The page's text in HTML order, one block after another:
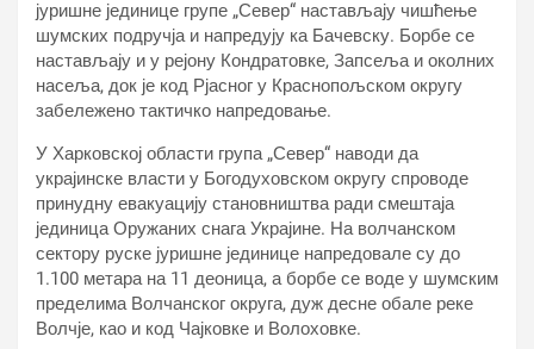
јуришне јединице групе „Север“ настављају чишћење
шумских подручја и напредују ка Бачевску. Борбе се
настављају и у рејону Кондратовке, Запсеља и околних
насеља, док је код Рјасног у Краснопољском округу
забележено тактичко напредовање.
У Харковској области група „Север“ наводи да
украјинске власти у Богодуховском округу спроводе
принудну евакуацију становништва ради смештаја
јединица Оружаних снага Украјине. На волчанском
сектору руске јуришне јединице напредовале су до
1.100 метара на 11 деоница, а борбе се воде у шумским
пределима Волчанског округа, дуж десне обале реке
Волчје, као и код Чајковке и Волоховке.